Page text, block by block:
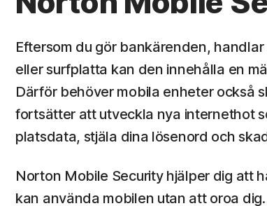
Eftersom du gör bankärenden,
eller surfplatta kan den innehålla en
Därför behöver mobila enheter också
fortsätter att utveckla nya internethot
platsdata, stjäla dina lösenord och
Norton Mobile Security hjälper dig att
kan använda mobilen utan att oroa dig.